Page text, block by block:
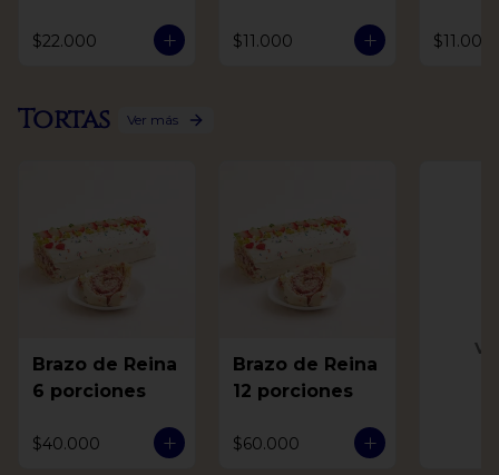
$22.000 $11.000 $11.000
Tortas Ver más
Brazo de Reina
6 porciones
$40.000
Brazo de Reina
12 porciones
$60.000